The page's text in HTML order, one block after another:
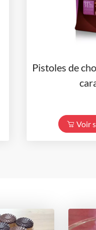
Pistoles de
Voir